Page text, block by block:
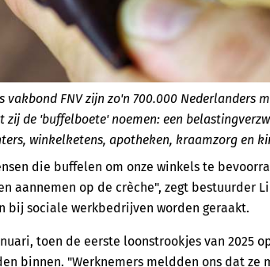
vakbond FNV zijn zo'n 700.000 Nederlanders
zij de 'buffelboete' noemen: een
winkelketens, apotheken, kraamzorg en
die buffelen om onze winkels te
aannemen op de crèche", zegt bestuurder
bij sociale werkbedrijven worden geraakt.
toen de eerste loonstrookjes van 2025
binnen. "Werknemers meldden ons dat